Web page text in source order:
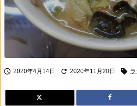
 2020年4月14日  2020年11月20日 